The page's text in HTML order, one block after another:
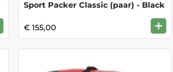
Sport Packer Classic (paar) - Black
€ 155,00 +